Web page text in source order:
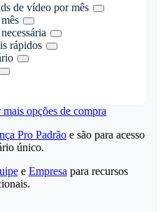
de vídeo por mês
rápidos
mais opções de compra
Pro Padrão e são para acesso
único.
e Empresa para recursos